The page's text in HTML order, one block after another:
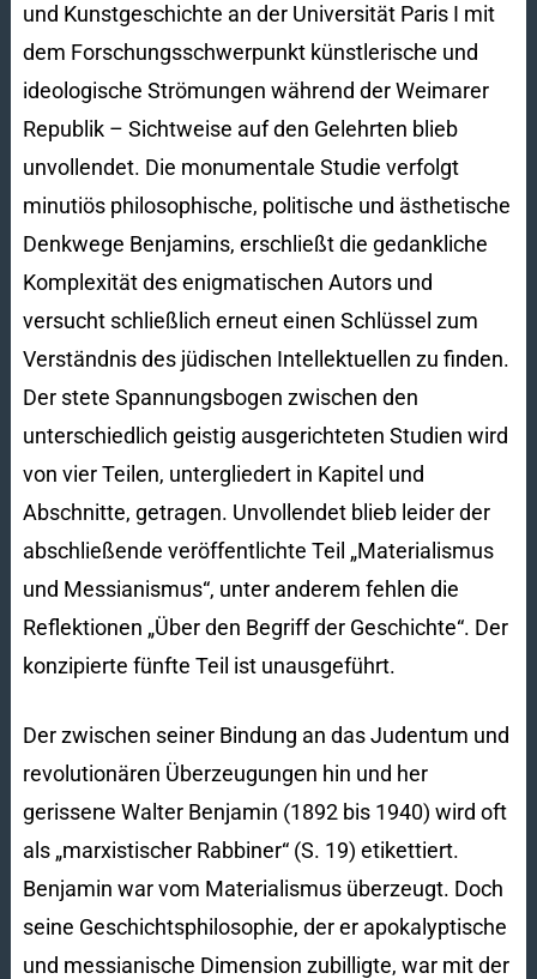
und Kunstgeschichte an der Universität Paris I mit
dem Forschungsschwerpunkt künstlerische und
ideologische Strömungen während der Weimarer
Republik – Sichtweise auf den Gelehrten blieb
unvollendet. Die monumentale Studie verfolgt
minutiös philosophische, politische und ästhetische
Denkwege Benjamins, erschließt die gedankliche
Komplexität des enigmatischen Autors und
versucht schließlich erneut einen Schlüssel zum
Verständnis des jüdischen Intellektuellen zu finden.
Der stete Spannungsbogen zwischen den
unterschiedlich geistig ausgerichteten Studien wird
von vier Teilen, untergliedert in Kapitel und
Abschnitte, getragen. Unvollendet blieb leider der
abschließende veröffentlichte Teil „Materialismus
und Messianismus“, unter anderem fehlen die
Reflektionen „Über den Begriff der Geschichte“. Der
konzipierte fünfte Teil ist unausgeführt.
Der zwischen seiner Bindung an das Judentum und
revolutionären Überzeugungen hin und her
gerissene Walter Benjamin (1892 bis 1940) wird oft
als „marxistischer Rabbiner“ (S. 19) etikettiert.
Benjamin war vom Materialismus überzeugt. Doch
seine Geschichtsphilosophie, der er apokalyptische
und messianische Dimension zubilligte, war mit der